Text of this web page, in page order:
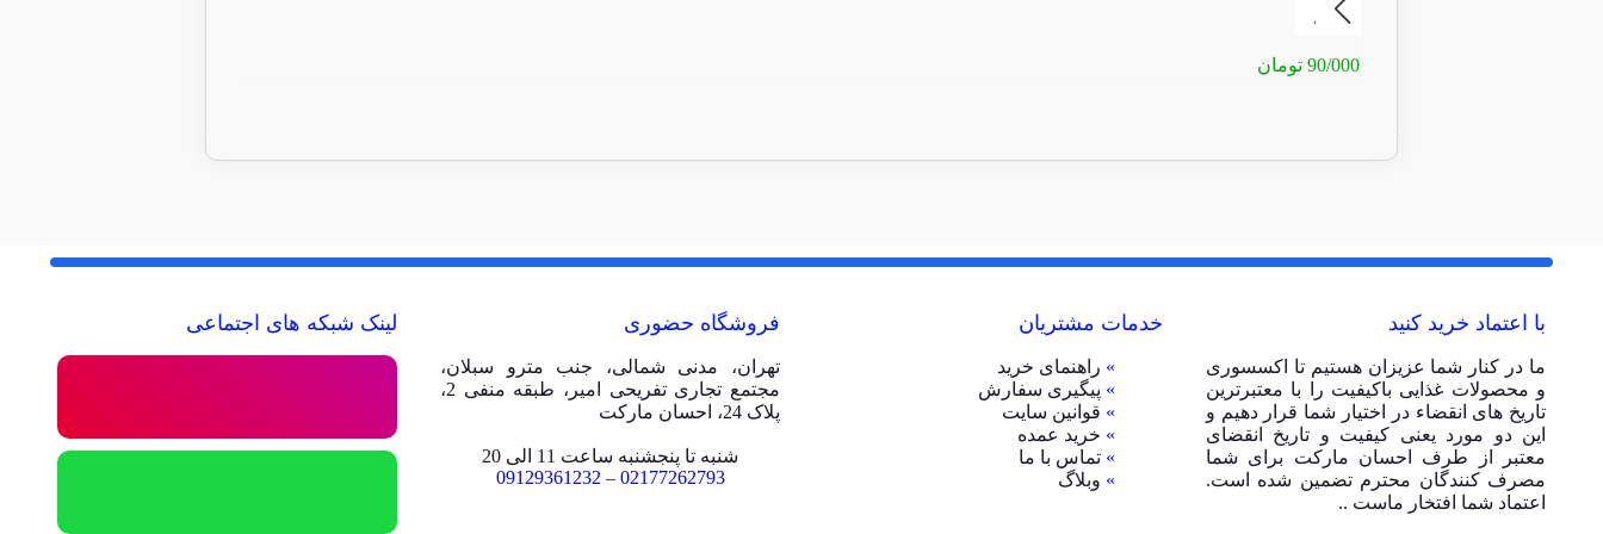
90/000 تومان
با اعتماد خرید کنید
ما در کنار شما عزیزان هستیم تا اکسسوری
و محصولات غذایی باکیفیت را با معتبرترین
تاریخ های انقضاء در اختیار شما قرار دهیم و
این دو مورد یعنی کیفیت و تاریخ انقضای
معتبر از طرف احسان مارکت برای شما
مصرف کنندگان محترم تضمین شده است.
اعتماد شما افتخار ماست ..
خدمات مشتریان
» راهنمای خرید
» پیگیری سفارش
» قوانین سایت
» خرید عمده
» تماس با ما
» وبلاگ
فروشگاه حضوری
تهران، مدنی شمالی، جنب مترو سبلان،
مجتمع تجاری تفریحی امیر، طبقه منفی 2،
پلاک 24، احسان مارکت
شنبه تا پنجشنبه ساعت 11 الی 20
02177262793
–
09129361232
لینک شبکه های اجتماعی